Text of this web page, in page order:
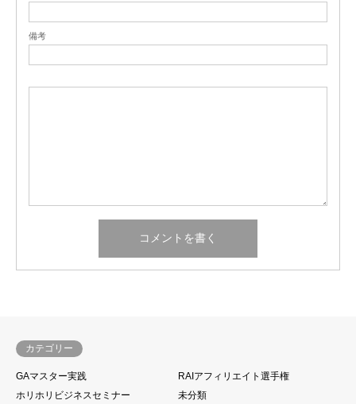
備考
カテゴリー
GAマスター実践
RAIアフィリエイト選手権
ホリホリビジネスセミナー
未分類